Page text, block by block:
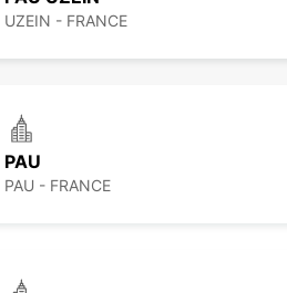
UZEIN - FRANCE
PAU
PAU - FRANCE